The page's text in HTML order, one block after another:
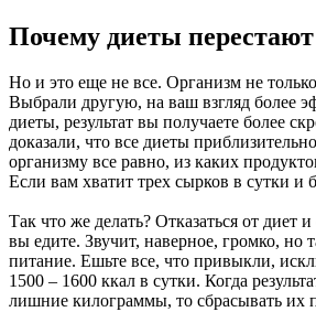
Почему диеты перестают
Но и это еще не все. Организм не
Выбрали другую, на ваш взгляд более
диеты, результат вы получаете более
доказали, что все диеты
организму все равно, из каких
Если вам хватит трех сырков в сутки и
Так что же делать? Отказаться от диет
вы едите. Звучит, наверное, громко, но
питание. Ешьте все, что привыкли,
1500 – 1600 ккал в сутки. Когда
лишние килограммы, то сбрасывать